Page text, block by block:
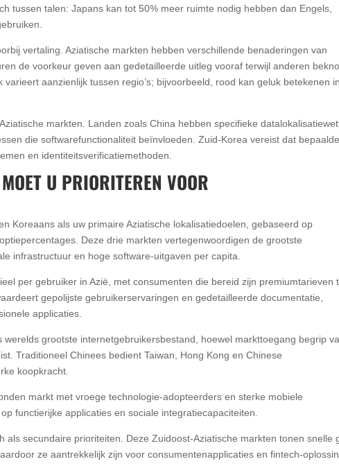
tussen talen: Japans kan tot 50% meer ruimte nodig hebben dan Engels,
vertaling. Aziatische markten hebben verschillende benaderingen van
de voorkeur geven aan gedetailleerde uitleg vooraf terwijl anderen
aanzienlijk tussen regio’s; bijvoorbeeld, rood kan geluk betekenen in
markten. Landen zoals China hebben specifieke
die softwarefunctionaliteit beïnvloeden. Zuid-Korea vereist dat bepaalde
en identiteitsverificatiemethoden.
U PRIORITEREN VOOR
Koreaans als uw primaire Aziatische lokalisatiedoelen, gebaseerd op
Deze drie markten vertegenwoordigen de grootste
infrastructuur en hoge software-uitgaven per capita.
per gebruiker in Azië, met consumenten die bereid zijn premiumtarieven
gepolijste gebruikerservaringen en gedetailleerde documentatie,
applicaties.
werelds grootste internetgebruikersbestand, hoewel markttoegang begrip
Traditioneel Chinees bedient Taiwan, Hong Kong en Chinese
koopkracht.
markt met vroege technologie-adopteerders en sterke mobiele
functierijke applicaties en sociale integratiecapaciteiten.
als secundaire prioriteiten. Deze Zuidoost-Aziatische markten tonen snelle
ze aantrekkelijk zijn voor consumentenapplicaties en fintech-